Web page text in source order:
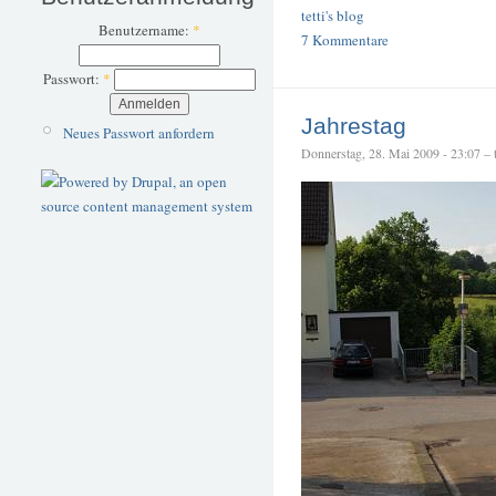
Benutzername: *
Passwort: *
Neues Passwort anfordern
tetti's blog
7 Kommentare
Jahrestag
Donnerstag, 28. Mai 2009 - 23:07 –